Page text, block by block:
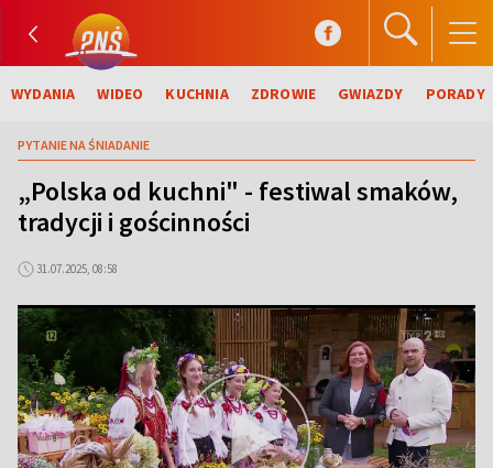
WYDANIA WIDEO KUCHNIA ZDROWIE GWIAZDY PORADY
PYTANIE NA ŚNIADANIE
„Polska od kuchni" - festiwal smaków,
tradycji i gościnności
31.07.2025, 08:58